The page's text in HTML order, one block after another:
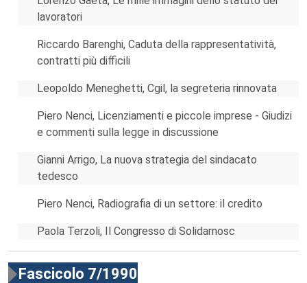
lavoratori
Riccardo Barenghi, Caduta della rappresentatività,
contratti più difficili
Leopoldo Meneghetti, Cgil, la segreteria rinnovata
Piero Nenci, Licenziamenti e piccole imprese - Giudizi
e commenti sulla legge in discussione
Gianni Arrigo, La nuova strategia del sindacato
tedesco
Piero Nenci, Radiografia di un settore: il credito
Paola Terzoli, Il Congresso di Solidarnosc
Fascicolo 7/1990